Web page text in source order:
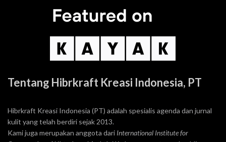
Tentang Hibrkraft Kreasi Indonesia, PT
Hibrkraft Kreasi Indonesia (PT) adalah spesialis agenda dan jurnal
kulit yang telah berdiri sejak 2013.
Kami juga merupakan anggota dari International Institute for